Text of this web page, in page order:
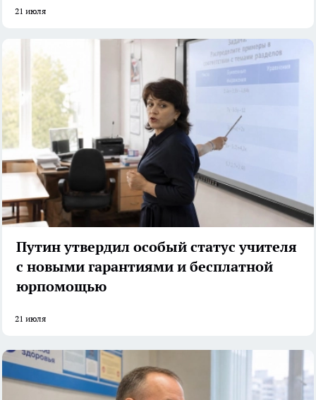
21 июля
Путин утвердил особый статус учителя
с новыми гарантиями и бесплатной
юрпомощью
21 июля